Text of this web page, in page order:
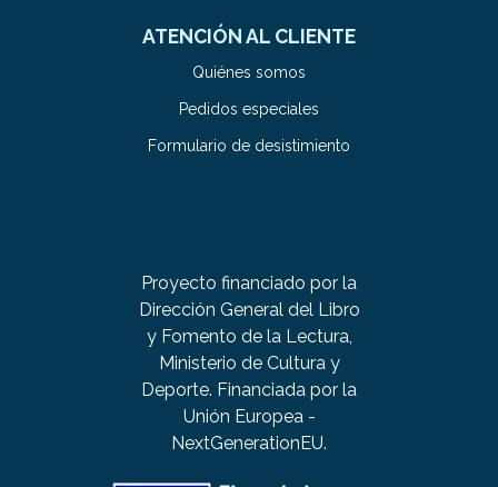
ATENCIÓN AL CLIENTE
Quiénes somos
Pedidos especiales
Formulario de desistimiento
Proyecto financiado por la
Dirección General del Libro
y Fomento de la Lectura,
Ministerio de Cultura y
Deporte. Financiada por la
Unión Europea -
NextGenerationEU.